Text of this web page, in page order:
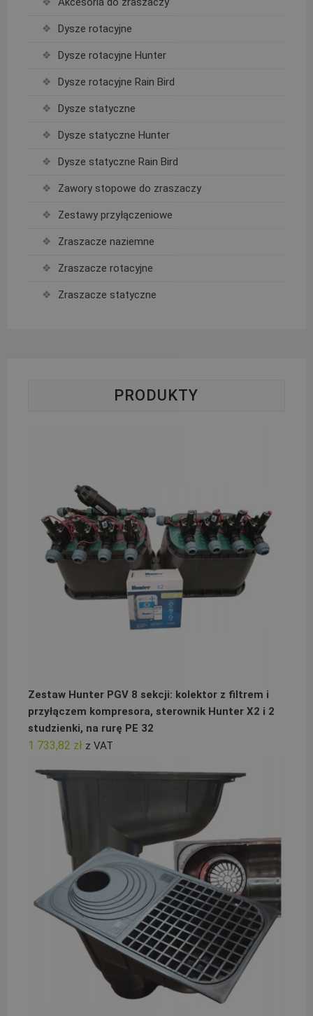
Dysze rotacyjne
Dysze rotacyjne Hunter
Dysze rotacyjne Rain Bird
Dysze statyczne
Dysze statyczne Hunter
Dysze statyczne Rain Bird
Zawory stopowe do zraszaczy
Zestawy przyłączeniowe
Zraszacze naziemne
Zraszacze rotacyjne
Zraszacze statyczne
PRODUKTY
Zestaw Hunter PGV 8 sekcji: kolektor z filtrem i
przyłączem kompresora, sterownik Hunter X2 i 2
studzienki, na rurę PE 32
1 733,82 zł z VAT